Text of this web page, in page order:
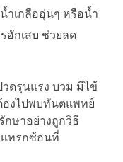
ำเกลืออุ่นๆ หรือน้ำ
อักเสบ ช่วยลด
ดรุนแรง บวม มีไข้
องไปพบทันตแพทย์
กษาอย่างถูกวิธี
แทรกซ้อนที่